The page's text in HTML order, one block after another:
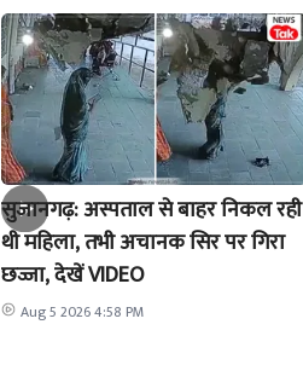
सुजानगढ़: अस्पताल से बाहर निकल रही
थी महिला, तभी अचानक सिर पर गिरा
छज्जा, देखें VIDEO
Aug 5 2026 4:58 PM